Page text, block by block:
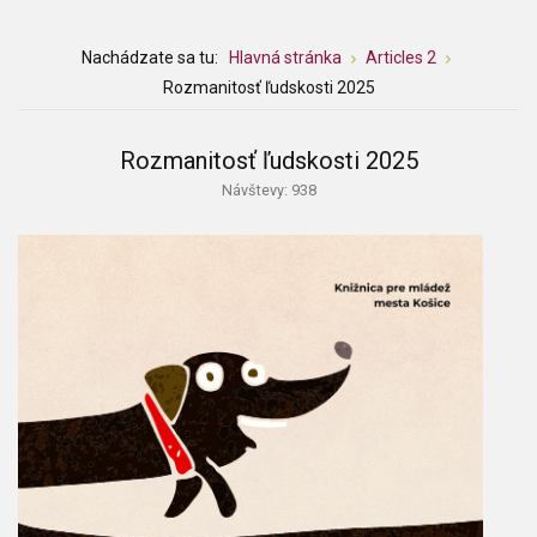
Nachádzate sa tu: Hlavná stránka
Articles 2
Rozmanitosť ľudskosti 2025
Rozmanitosť ľudskosti 2025
Návštevy: 938